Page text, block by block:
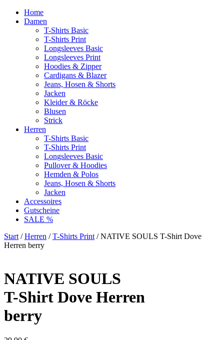
Home
Damen
T-Shirts Basic
T-Shirts Print
Longsleeves Basic
Longsleeves Print
Hoodies & Zipper
Cardigans & Blazer
Jeans, Hosen & Shorts
Jacken
Kleider & Röcke
Blusen
Strick
Herren
T-Shirts Basic
T-Shirts Print
Longsleeves Basic
Pullover & Hoodies
Hemden & Polos
Jeans, Hosen & Shorts
Jacken
Accessoires
Gutscheine
SALE %
Start /Herren /T-Shirts Print / NATIVE SOULS T-Shirt Dove
Herren berry
NATIVE SOULS
T-Shirt Dove Herren
berry